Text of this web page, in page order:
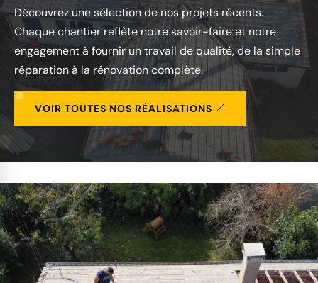
Découvrez une sélection de nos projets récents.
Chaque chantier reflète notre savoir-faire et notre
engagement à fournir un travail de qualité, de la simple
réparation à la rénovation complète.
VOIR TOUTES NOS RÉALISATIONS